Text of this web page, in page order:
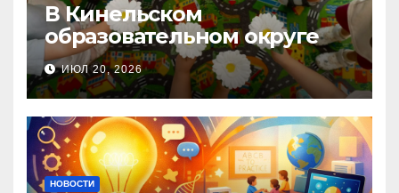
В Кинельском
образовательном округе
прошла Неделя правовой
помощи, посвящённая Дню
семьи, любви и верности
ИЮЛ 20, 2026
НОВОСТИ